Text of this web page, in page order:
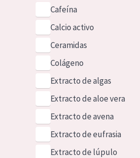
Cafeína
Calcio activo
Ceramidas
Colágeno
Extracto de algas
Extracto de aloe vera
Extracto de avena
Extracto de eufrasia
Extracto de lúpulo